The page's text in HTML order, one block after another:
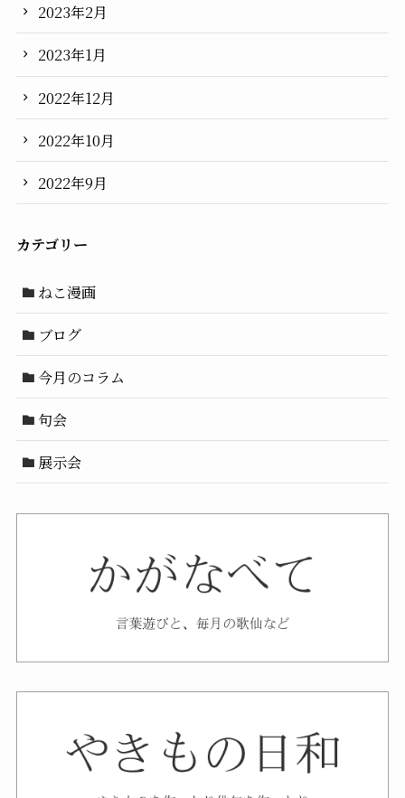
2023年2月
2023年1月
2022年12月
2022年10月
2022年9月
カテゴリー
ねこ漫画
ブログ
今月のコラム
句会
展示会